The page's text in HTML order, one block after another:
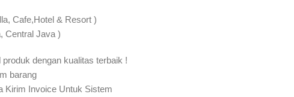
Cafe,Hotel & Resort )
Central Java )
dengan kualitas terbaik !
barang
Kirim Invoice Untuk Sistem